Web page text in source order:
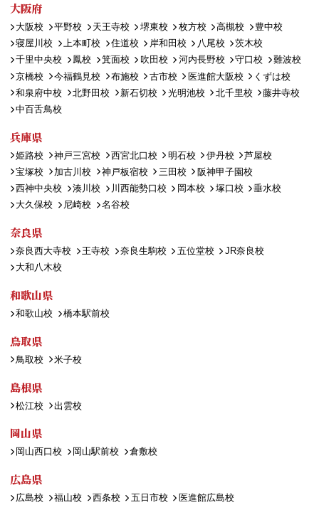
大阪府
大阪校 平野校 天王寺校 堺東校 枚方校 高槻校
豊中校
寝屋川校
上本町校 住道校 岸和田校 八尾校
茨木校
千里中央校
鳳校 箕面校 吹田校 河内長野校 守口校
難波校
京橋校
今福鶴見校 布施校 古市校 医進館大阪校
くずは校
和泉府中校
北野田校 新石切校 光明池校 北千里校
藤井寺校
中百舌鳥校
兵庫県
姫路校 神戸三宮校 西宮北口校 明石校 伊丹校
芦屋校
宝塚校
加古川校 神戸板宿校 三田校
阪神甲子園校
西神中央校
湊川校 川西能勢口校 岡本校 塚口校
垂水校
大久保校
尼崎校 名谷校
奈良県
奈良西大寺校 王寺校 奈良生駒校 五位堂校
JR奈良校
大和八木校
和歌山県
和歌山校 橋本駅前校
鳥取県
鳥取校 米子校
島根県
松江校 出雲校
岡山県
岡山西口校 岡山駅前校 倉敷校
広島県
広島校 福山校 西条校 五日市校 医進館広島校